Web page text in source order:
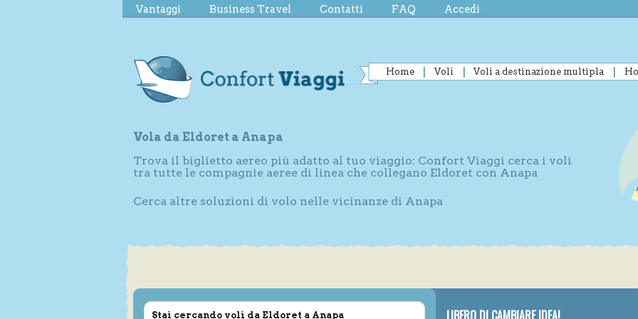
Vantaggi Business Travel Contatti FAQ Accedi
Home Voli Voli a destinazione multipla
Vola da Eldoret a Anapa
Trova il biglietto aereo più adatto al tuo viaggio: Confort Viaggi cerca i voli
tra tutte le compagnie aeree di linea che collegano Eldoret con Anapa
Cerca altre soluzioni di volo nelle vicinanze di Anapa
Stai cercando voli da Eldoret a Anapa LIBERO DI CAMBIARE IDEA!